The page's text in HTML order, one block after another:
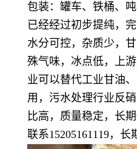
包装：罐车、铁桶、
已经经过初步提纯，
水分可控，杂质少，
殊气味，冰点低，上
业可以替代工业甘油
用，污水处理行业反
比高，质量稳定，长
联系15205161119，